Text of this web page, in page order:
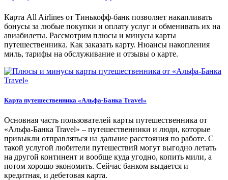
Карта All Airlines от Тинькофф-банк позволяет накапливать
бонусы за любые покупки и оплату услуг и обменивать их на
авиабилеты. Рассмотрим плюсы и минусы карты
путешественника. Как заказать карту. Нюансы накопления
миль, тарифы на обслуживание и отзывы о карте.
Карта путешественника «Альфа-Банка Travel»
Основная часть пользователей карты путешественника от
«Альфа-Банка Travel» – путешественники и люди, которые
привыкли отправляться на дальние расстояния по работе. С
такой услугой любители путешествий могут выгодно летать
на другой континент и вообще куда угодно, копить мили, а
потом хорошо экономить. Сейчас банком выдается и
кредитная, и дебетовая карта.